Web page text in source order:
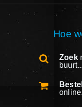
Hoe
Zoek
buurt...
Bestel